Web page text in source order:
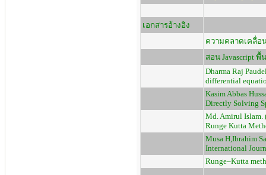
เอกสารอ้างอิง
ความคลาดเคลื่อน
สอน Javascript พื้
Dharma Raj
differential
Kasim Abbas
Directly Solving
Md. Amirul Islam.
Runge Kutta
Musa H,Ibrahim
International
Runge–Kutta